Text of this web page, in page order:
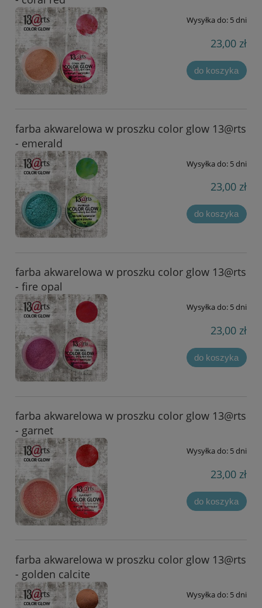
Wysyłka do: 5 dni
23,00 zł
do koszyka
farba akwarelowa w proszku color glow 13@rts
- emerald
Wysyłka do: 5 dni
23,00 zł
do koszyka
farba akwarelowa w proszku color glow 13@rts
- fire opal
Wysyłka do: 5 dni
23,00 zł
do koszyka
farba akwarelowa w proszku color glow 13@rts
- garnet
Wysyłka do: 5 dni
23,00 zł
do koszyka
farba akwarelowa w proszku color glow 13@rts
- golden calcite
Wysyłka do: 5 dni